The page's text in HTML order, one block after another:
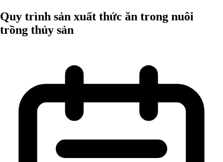
Quy trình sản xuất thức ăn trong nuôi
trồng thủy sản